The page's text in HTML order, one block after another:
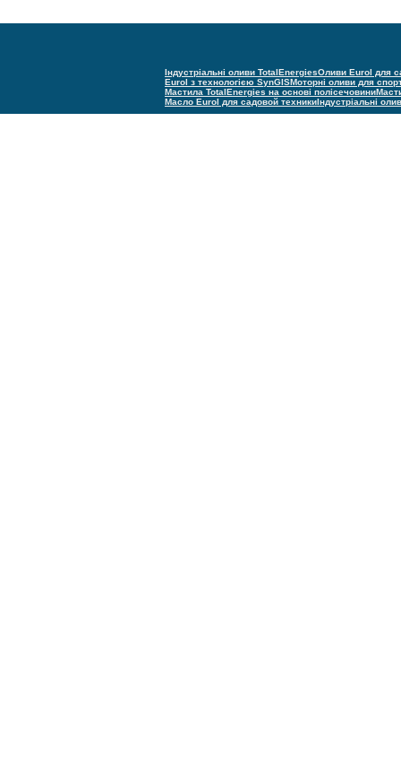
Індустріальні оливи TotalEnergiesОливи Eurol для
Eurol з технологією SynGISМоторні оливи для
Мастила TotalEnergies на основі полісечовини
Масло Eurol для садовой техникиІндустріальні